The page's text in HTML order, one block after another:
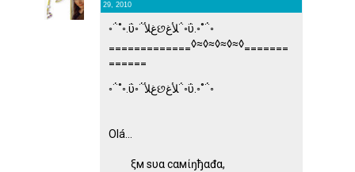
29, 2010
◦΅˚◦.ΰ◦΅ﻍﻸછﻸﻍ΅◦ΰ.◦˚΅◦
‗‗‗‗‗‗‗‗‗‗‗‗‗◊≈◊≈◊≈◊≈◊‗‗‗‗‗‗‗
◦΅˚◦.ΰ◦΅ﻍﻸછﻸﻍ΅◦ΰ.◦˚΅◦
Olá...
ξм ѕυα cαмίŋђαđα,